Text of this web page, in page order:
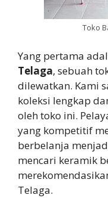
Toko
Yang pertama
Telaga, sebuah
dilewatkan. Kami
koleksi lengkap
oleh toko ini.
yang kompetitif
berbelanja
mencari keramik
Telaga.